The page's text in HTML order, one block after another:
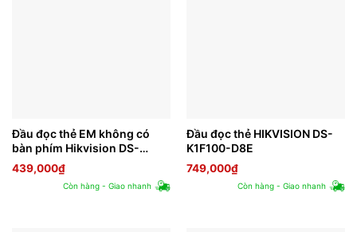
Đầu đọc thẻ EM không có
bàn phím Hikvision DS-
K1801E
439,000₫
Còn hàng - Giao nhanh
Đầu đọc thẻ HIKVISION DS-
K1F100-D8E
749,000₫
Còn hàng - Giao nhanh